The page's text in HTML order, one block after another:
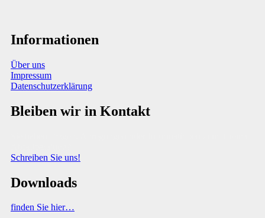
Informationen
Über uns
Impressum
Datenschutzerklärung
Bleiben wir in Kontakt
Schreiben Sie uns!
Downloads
finden Sie hier…